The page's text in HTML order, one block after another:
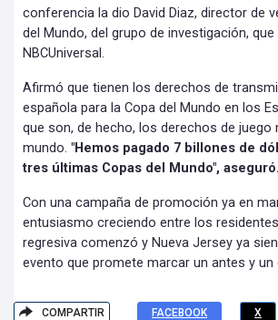
conferencia la dio David Diaz, director de
del Mundo, del grupo de investigación,
NBCUniversal.
Afirmó que tienen los derechos de
española para la Copa del Mundo en los
que son, de hecho, los derechos de juego
mundo. "Hemos pagado 7 billones de
tres últimas Copas del Mundo", aseguró.
Con una campaña de promoción ya en
entusiasmo creciendo entre los
regresiva comenzó y Nueva Jersey ya
evento que promete marcar un antes y un
COMPARTIR FACEBOOK X